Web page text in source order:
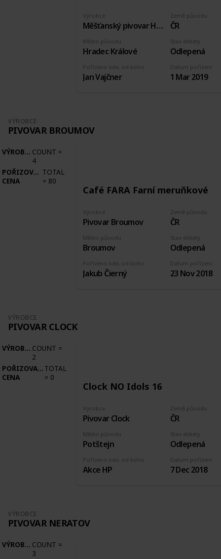
Výrobce
Měšťanský pivovar Hradec Králové
Země původu
ČR
Pořízeno kde, od koho
Jan Vajčner
Stav etikety
Odlepená
Datum pořízení
1 Mar 2019
Město původu
Hradec Králové
VÝROBCE
PIVOVAR BROUMOV
VÝROBCE COUNT =
4
POŘIZOVACÍ
CENA
TOTAL
= 80
Café FARA Farní meruňkové
Výrobce
Pivovar Broumov
Země původu
ČR
Pořízeno kde, od koho
Jakub Čierný
Stav etikety
Odlepená
Datum pořízení
23 Nov 2018
Město původu
Broumov
VÝROBCE
PIVOVAR CLOCK
VÝROBCE COUNT =
2
POŘIZOVACÍ
CENA
TOTAL
= 0
Clock NO Idols 16
Výrobce
Pivovar Clock
Země původu
ČR
Pořízeno kde, od koho
Akce HP
Stav etikety
Odlepená
Datum pořízení
7 Dec 2018
Město původu
Potštejn
VÝROBCE
PIVOVAR NERATOV
VÝROBCE COUNT =
3